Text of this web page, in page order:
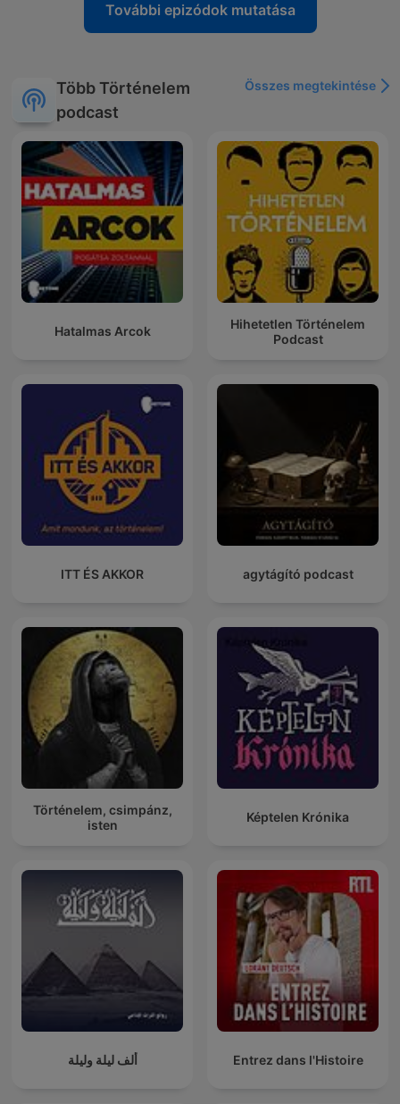
További epizódok mutatása
Több Történelem
podcast
Összes megtekintése
Hatalmas Arcok
Hihetetlen Történelem
Podcast
ITT ÉS AKKOR agytágító podcast
Történelem, csimpánz,
isten
Képtelen Krónika
ألف ليلة وليلة Entrez dans l'Histoire